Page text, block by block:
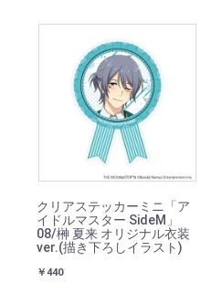
クリアステッカーミニ「ア
イドルマスター SideM」
08/榊 夏来 オリジナル衣装
ver.(描き下ろしイラスト)
￥440